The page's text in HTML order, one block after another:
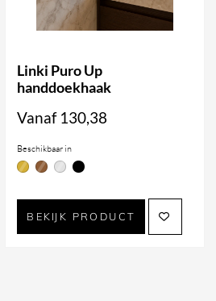
Linki Puro Up
handdoekhaak
Vanaf 130,38
Beschikbaar in
BEKIJK PRODUCT